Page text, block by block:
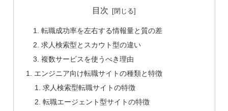
目次
転職成功率を左右する情報量と質の差
求人検索型とスカウト型の違い
複数サービスを使うべき理由
エンジニア向け転職サイトの種類と特徴
求人検索型転職サイトの特徴
転職エージェント型サイトの特徴